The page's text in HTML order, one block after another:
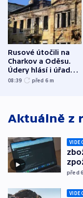
Rusové útočili na
Charkov a Oděsu.
Údery hlásí i úřady v
Bělgorodu
08:39 před 6 m
Aktuálně z
před